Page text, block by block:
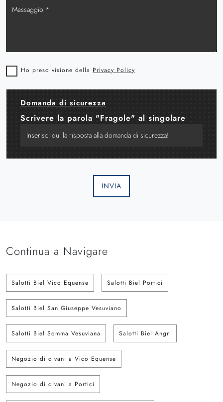
Ho preso visione della Privacy Policy
Domanda di sicurezza
Scrivere la parola "Fragole" al singolare
INVIA
Continua a Navigare
Salotti Biel Vico Equense Salotti Biel Portici
Salotti Biel San Giuseppe Vesuviano
Salotti Biel Somma Vesuviana Salotti Biel Angri
Negozio di divani a Vico Equense
Negozio di divani a Portici